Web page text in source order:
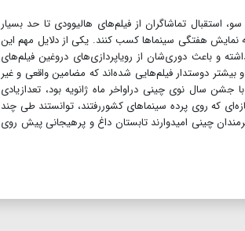
سینما در چین به این نکته مهم اشاره می‌کنند که ازسال۲۰۲۰ به این سو، استقبال تماشاگران از فیلم‌های هالیوودی تا حد بسیار
نمایش هفتگی سینماها کسب کنند. یکی از دلایل مهم این
و باعث دوری‌شان از رویا‌پردازی‌های دروغین فیلم‌های
تغییر کرده و بیشتر دوستدار فیلم‌هایی شده‌اند که مضامین واقعی و غیر
سال نوی چینی دراواخر ماه ژانویه بود، تعدازیادی
که روی پرده سینماهای کشوررفتند، توانستند طی چند
چینی امیدوارند تابستان داغ و پرهیجانی پیش روی